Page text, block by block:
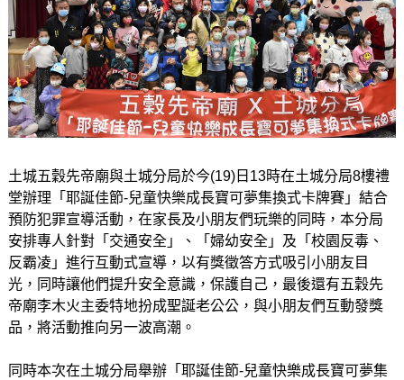
土城五穀先帝廟與土城分局於今(19)日13時在土城分局8樓禮
堂辦理「耶誕佳節-兒童快樂成長寶可夢集換式卡牌賽」結合
預防犯罪宣導活動，在家長及小朋友們玩樂的同時，本分局
安排專人針對「交通安全」、「婦幼安全」及「校園反毒、
反霸凌」進行互動式宣導，以有獎徵答方式吸引小朋友目
光，同時讓他們提升安全意識，保護自己，最後還有五穀先
帝廟李木火主委特地扮成聖誕老公公，與小朋友們互動發獎
品，將活動推向另一波高潮。
同時本次在土城分局舉辦「耶誕佳節-兒童快樂成長寶可夢集